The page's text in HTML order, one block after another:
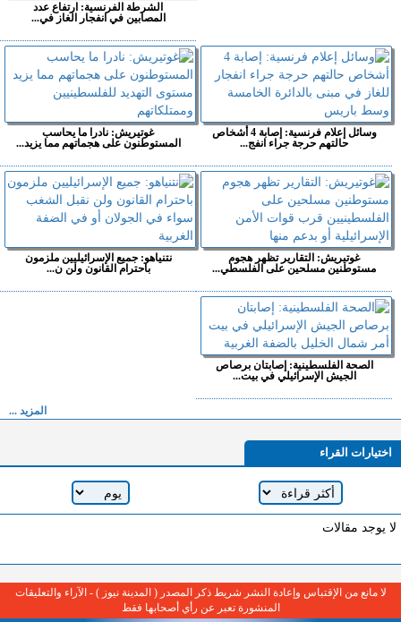
الشرطة الفرنسية: ارتفاع عدد
المصابين في انفجار الغاز في...
وسائل إعلام فرنسية: إصابة 4 أشخاص
حالتهم حرجة جراء انفج...
غوتيريش: نادرا ما يحاسب
المستوطنون على هجماتهم مما يزيد...
غوتيريش: التقارير تظهر هجوم
مستوطنين مسلحين على الفلسطي...
نتنياهو: جميع الإسرائيليين ملزمون
باحترام القانون ولن ن...
الصحة الفلسطينية: إصابتان برصاص
الجيش الإسرائيلي في بيت...
المزيد ...
اختيارات القراء
لا يوجد مقالات
لا مانع من الإقتباس وإعادة النشر شريط ذكر المصدر ( المدينة نيوز ) - الآراء والتعليقات
المنشورة تعبر عن رأي أصحابها فقط